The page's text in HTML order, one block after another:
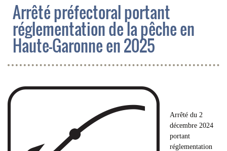
Arrêté préfectoral portant
réglementation de la pêche en
Haute-Garonne en 2025
Arrêté du 2
décembre 2024
portant
réglementation